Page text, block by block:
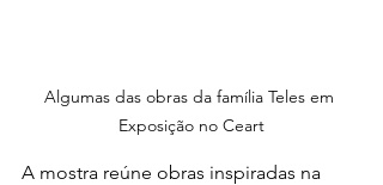
Algumas das obras da família Teles em
Exposição no Ceart
A mostra reúne obras inspiradas na